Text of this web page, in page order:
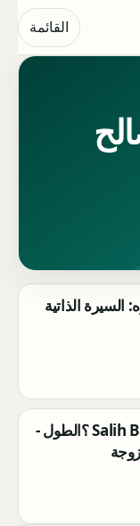
القائمة
الذاتية
صالح بادمجي Salih Bademci ؟الطول -